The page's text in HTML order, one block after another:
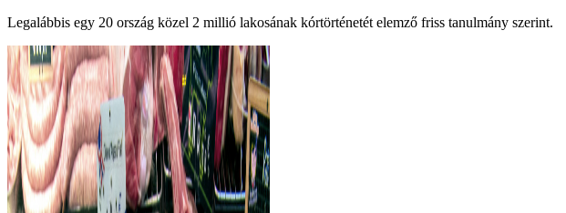
Legalábbis egy 20 ország közel 2 millió lakosának kórtörténetét elemző friss tanulmány szerint.